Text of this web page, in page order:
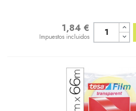
1,84 €
Impuestos incluidos